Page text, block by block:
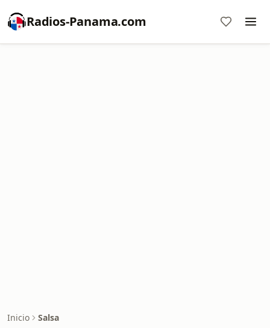
Radios-Panama.com
Inicio Salsa